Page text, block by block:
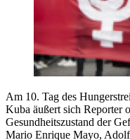
Am 10. Tag des
Kuba äußert sich Reporter
Gesundheitszustand der
Mario Enrique Mayo,